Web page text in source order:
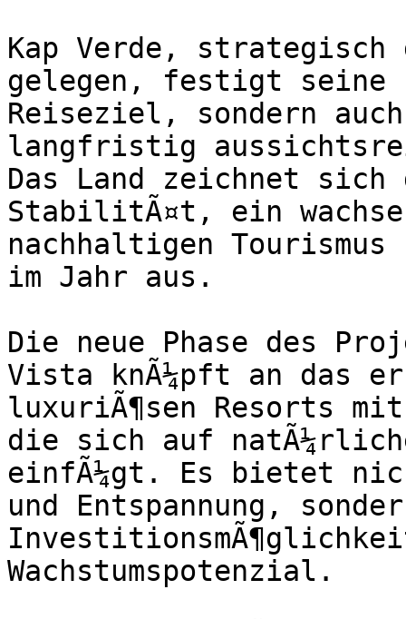
Kap Verde, strategisch
gelegen, festigt
Reiseziel, sondern
langfristig
Das Land zeichnet
StabilitÃ¤t, ein
nachhaltigen Tourismus
im Jahr aus.
Die neue Phase des
Vista knÃ¼pft an das
luxuriÃ¶sen Resorts
die sich auf
einfÃ¼gt. Es bietet
und Entspannung,
Wachstumspotenzial.